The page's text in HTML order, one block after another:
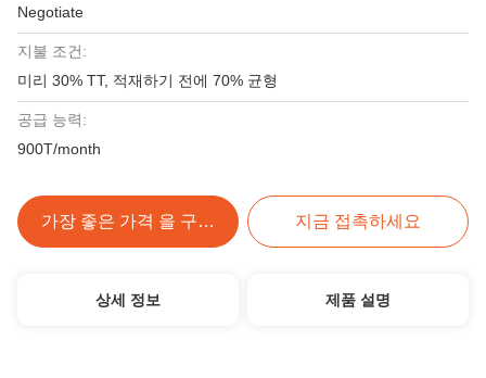
Negotiate
지불 조건:
미리 30% TT, 적재하기 전에 70% 균형
공급 능력:
900T/month
가장 좋은 가격 을 구하라 지금 접촉하세요
상세 정보 제품 설명